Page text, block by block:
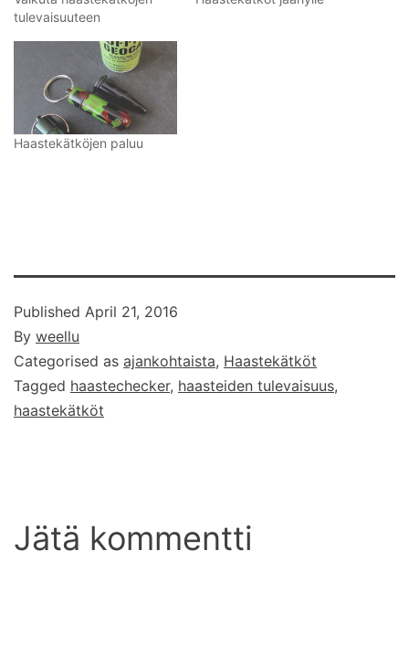
tulevaisuuteen
Haastekätköjen paluu
Published April 21, 2016
By weellu
Categorised as ajankohtaista, Haastekätköt
Tagged haastechecker, haasteiden tulevaisuus,
haastekätköt
Jätä kommentti